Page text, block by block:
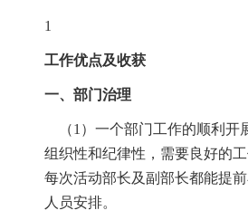
1
工作优点及收获
一、部门治理
（1 ）一个部门工作的顺利开
组织性和纪律性，需要良好的工
每次活动部长及副部长都能提
人员安排。